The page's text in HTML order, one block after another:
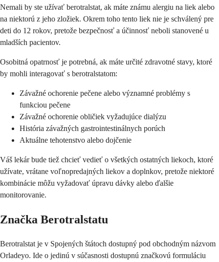
Nemali by ste užívať berotralstat, ak máte známu alergiu na liek alebo
na niektorú z jeho zložiek. Okrem toho tento liek nie je schválený pre
deti do 12 rokov, pretože bezpečnosť a účinnosť neboli stanovené u
mladších pacientov.
Osobitná opatrnosť je potrebná, ak máte určité zdravotné stavy, ktoré
by mohli interagovať s berotralstatom:
Závažné ochorenie pečene alebo významné problémy s
funkciou pečene
Závažné ochorenie obličiek vyžadujúce dialýzu
História závažných gastrointestinálnych porúch
Aktuálne tehotenstvo alebo dojčenie
Váš lekár bude tiež chcieť vedieť o všetkých ostatných liekoch, ktoré
užívate, vrátane voľnopredajných liekov a doplnkov, pretože niektoré
kombinácie môžu vyžadovať úpravu dávky alebo ďalšie
monitorovanie.
Značka Berotralstatu
Berotralstat je v Spojených štátoch dostupný pod obchodným názvom
Orladeyo. Ide o jedinú v súčasnosti dostupnú značkovú formuláciu